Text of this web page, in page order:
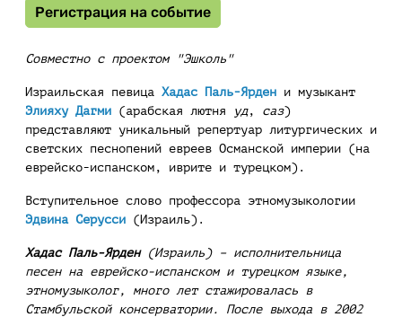
Регистрация на событие
Совместно с проектом "Эшколь"
Израильская певица Хадас Паль-Ярден и музыкант
Элияху Дагми (арабская лютня уд, саз)
представляют уникальный репертуар литургических и
светских песнопений евреев Османской империи (на
еврейско-испанском, иврите и турецком).
Вступительное слово профессора этномузыкологии
Эдвина Серусси (Израиль).
Хадас Паль-Ярден(Израиль) – исполнительница
песен на еврейско-испанском и турецком языке,
этномузыколог, много лет стажировалась в
Стамбульской консерватории. После выхода в 2002